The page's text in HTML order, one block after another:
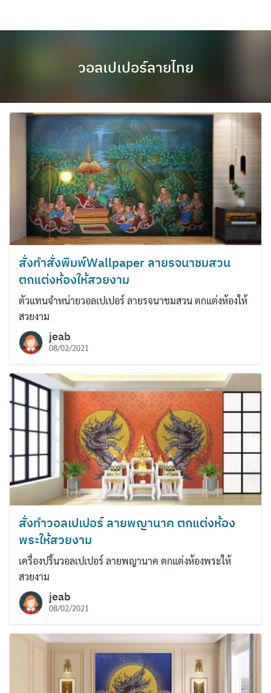
วอลเปเปอร์ลายไทย
สั่งทำสั่งพิมพ์Wallpaper ลายรจนาชมสวน
ตกแต่งห้องให้สวยงาม
ตัวแทนจำหน่ายวอลเปเปอร์ ลายรจนาชมสวน ตกแต่งห้องให้
สวยงาม
jeab
08/02/2021
สั่งทำวอลเปเปอร์ ลายพญานาค ตกแต่งห้อง
พระให้สวยงาม
เครื่องปริ้นวอลเปเปอร์ ลายพญานาค ตกแต่งห้องพระให้
สวยงาม
jeab
08/02/2021